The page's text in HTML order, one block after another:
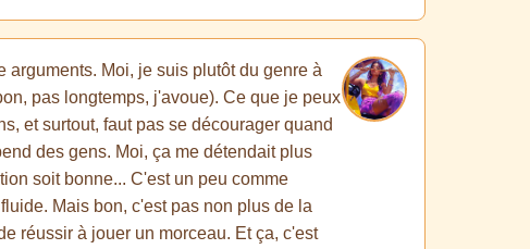
arguments. Moi, je suis plutôt du genre à
pas longtemps, j'avoue). Ce que je peux
et surtout, faut pas se décourager quand
des gens. Moi, ça me détendait plus
soit bonne... C'est un peu comme
Mais bon, c'est pas non plus de la
réussir à jouer un morceau. Et ça, c'est